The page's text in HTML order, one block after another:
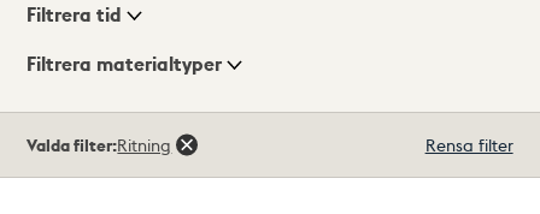
Visningsläge
Filtrera tid
Filtrera materialtyper
träffar
Valda filter:Ritning Rensa filter